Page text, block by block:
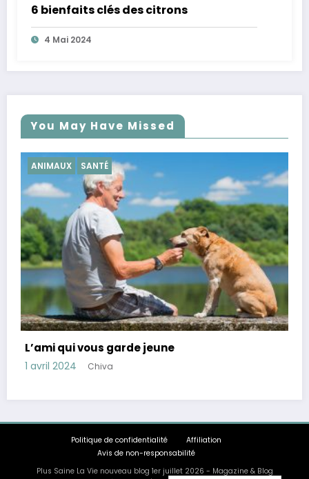
6 bienfaits clés des citrons
4 Mai 2024
You May Have Missed
SANTÉ
Conseils pour réduire le cortisol, hormone du
stress
Politique de confidentialité
Affiliation
Avis de non-responsabilité